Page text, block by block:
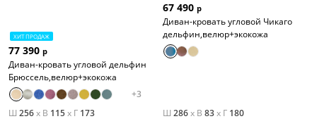
ХИТ ПРОДАЖ
77 390 р
Диван-кровать угловой дельфин
Брюссель,велюр+экокожа
+3
Ш 256x В 115x Г 173
67 490 р
Диван-кровать угловой Чикаго
дельфин,велюр+экокожа
Ш 286x В 83x Г 180